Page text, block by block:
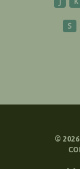
S
© 2026